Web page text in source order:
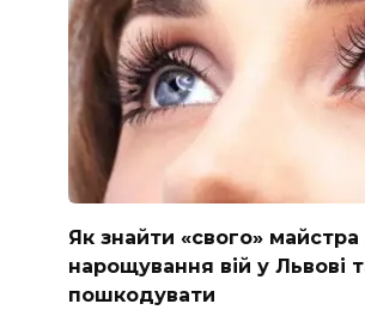
Як знайти «свого» майстра
нарощування вій у Львові
пошкодувати